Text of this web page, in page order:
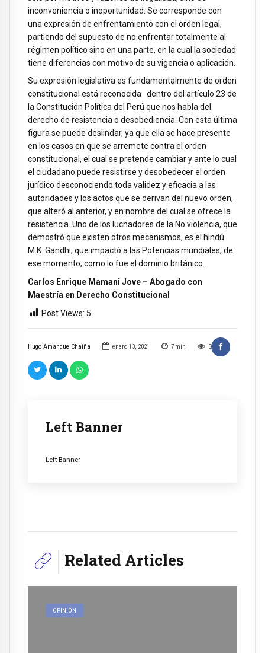
Hugo Amanque Chaiña enero 13, 2021 7 min 5
Left Banner
Left Banner
inconveniencia o inoportunidad. Se corresponde con
una expresión de enfrentamiento con el orden legal,
partiendo del supuesto de no enfrentar totalmente al
régimen político sino en una parte, en la cual la sociedad
tiene diferencias con motivo de su vigencia o aplicación.
Su expresión legislativa es fundamentalmente de orden
constitucional está reconocida dentro del artículo 23 de
la Constitución Política del Perú que nos habla del
derecho de resistencia o desobediencia. Con esta última
figura se puede deslindar, ya que ella se hace presente
en los casos en que se arremete contra el orden
constitucional, el cual se pretende cambiar y ante lo cual
el ciudadano puede resistirse y desobedecer el orden
jurídico desconociendo toda validez y eficacia a las
autoridades y los actos que se derivan del nuevo orden,
que alteró al anterior, y en nombre del cual se ofrece la
resistencia. Uno de los luchadores de la No violencia, que
demostró que existen otros mecanismos, es el hindú
M.K. Gandhi, que impactó a las Potencias mundiales, de
ese momento, como lo fue el dominio británico.
Carlos Enrique Mamani Jove – Abogado con
Maestría en Derecho Constitucional
Post Views: 5
Related Articles
OPINIÓN